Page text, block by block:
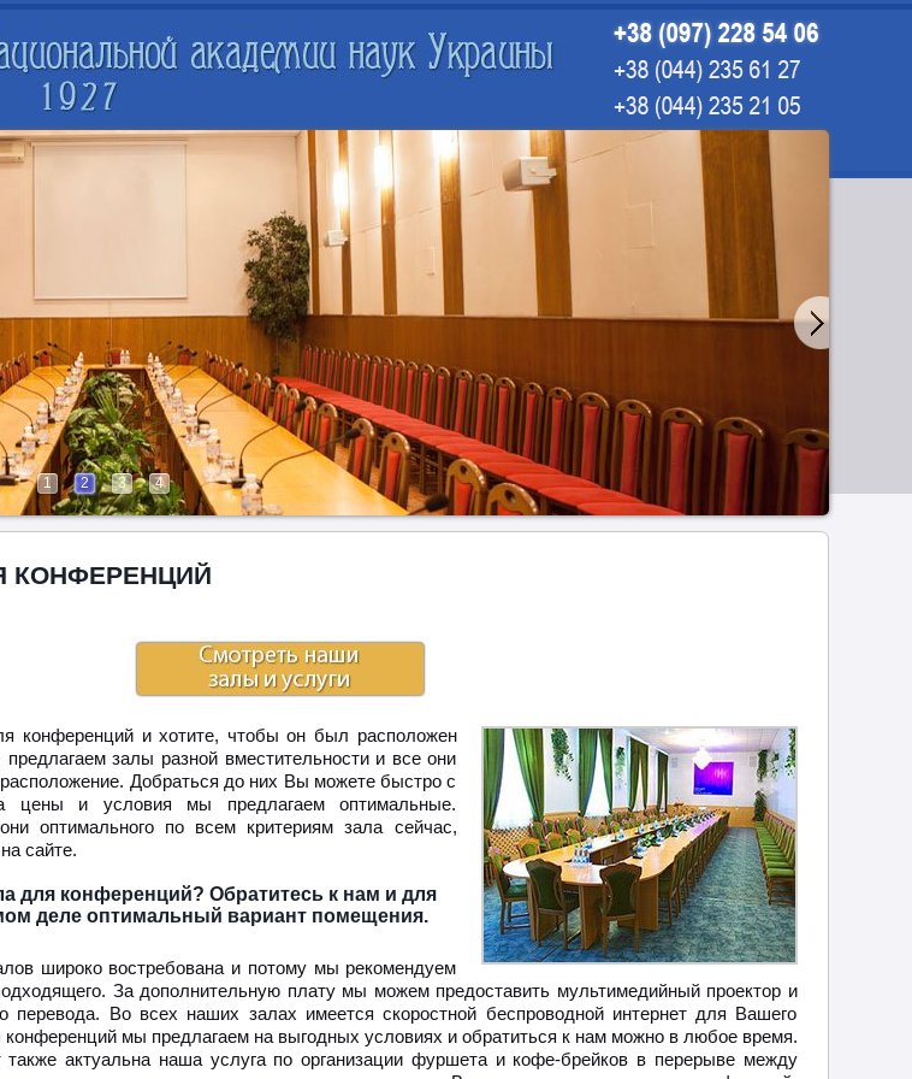
1 2 3 4
КОНФЕРЕНЦИЙ
конференций и хотите, чтобы он был расположен
залы разной вместительности и все они
Добраться до них Вы можете быстро с
цены и условия мы предлагаем оптимальные.
оптимального по всем критериям зала сейчас,
сайте.
для конференций? Обратитесь к нам и для
деле оптимальный вариант помещения.
широко востребована и потому мы рекомендуем
За дополнительную плату мы можем предоставить мультимедийный проектор и
перевода. Во всех наших залах имеется скоростной беспроводной интернет для Вашего
мы предлагаем на выгодных условиях и обратиться к нам можно в любое время.
также актуальна наша услуга по организации фуршета и кофе-брейков в перерыве между